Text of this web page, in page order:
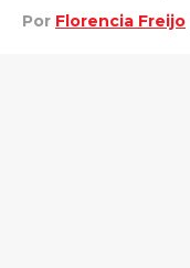
Por Florencia Freijo